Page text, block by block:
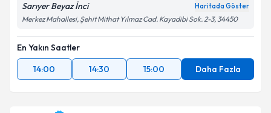
Sarıyer Beyaz İnci Haritada Göster
Merkez Mahallesi, Şehit Mithat Yılmaz Cad. Kayadibi Sok. 2-3, 34450
En Yakın Saatler
14:00
14:30 15:00 Daha Fazla